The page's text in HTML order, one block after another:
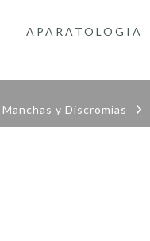
APARATOLOGIA
Manchas y Discromias